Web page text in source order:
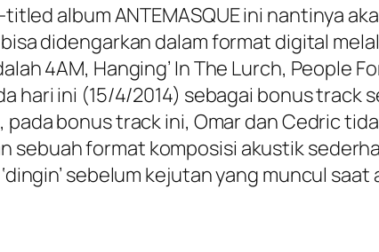
album ANTEMASQUE ini nantinya
didengarkan dalam format digital
4AM, Hanging’ In The Lurch, People
hari ini (15/4/2014) sebagai bonus track
bonus track ini, Omar dan Cedric
sebuah format komposisi akustik
sebelum kejutan yang muncul saat